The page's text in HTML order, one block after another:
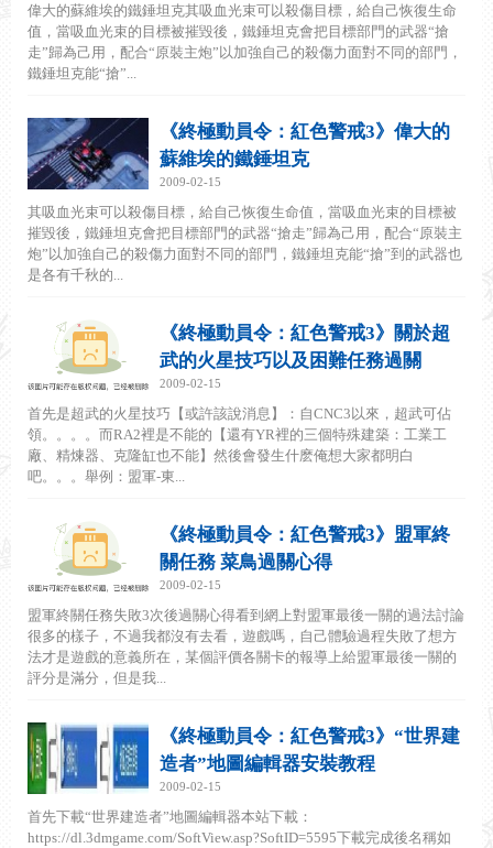
偉大的蘇維埃的鐵錘坦克其吸血光束可以殺傷目標，給自己恢復生命
值，當吸血光束的目標被摧毀後，鐵錘坦克會把目標部門的武器“搶
走”歸為己用，配合“原裝主炮”以加強自己的殺傷力面對不同的部門，
鐵錘坦克能“搶”...
《終極動員令：紅色警戒3》偉大的
蘇維埃的鐵錘坦克
2009-02-15
其吸血光束可以殺傷目標，給自己恢復生命值，當吸血光束的目標被
摧毀後，鐵錘坦克會把目標部門的武器“搶走”歸為己用，配合“原裝主
炮”以加強自己的殺傷力面對不同的部門，鐵錘坦克能“搶”到的武器也
是各有千秋的...
《終極動員令：紅色警戒3》關於超
武的火星技巧以及困難任務過關
2009-02-15
首先是超武的火星技巧【或許該說消息】：自CNC3以來，超武可佔
領。。。。而RA2裡是不能的【還有YR裡的三個特殊建築：工業工
廠、精煉器、克隆缸也不能】然後會發生什麽俺想大家都明白
吧。。。舉例：盟軍-東...
《終極動員令：紅色警戒3》盟軍終
關任務 菜鳥過關心得
2009-02-15
盟軍終關任務失敗3次後過關心得看到網上對盟軍最後一關的過法討論
很多的樣子，不過我都沒有去看，遊戲嗎，自己體驗過程失敗了想方
法才是遊戲的意義所在，某個評價各關卡的報導上給盟軍最後一關的
評分是滿分，但是我...
《終極動員令：紅色警戒3》“世界建
造者”地圖編輯器安裝教程
2009-02-15
首先下載“世界建造者”地圖編輯器本站下載：
https://dl.3dmgame.com/SoftView.asp?SoftID=5595下載完成後名稱如